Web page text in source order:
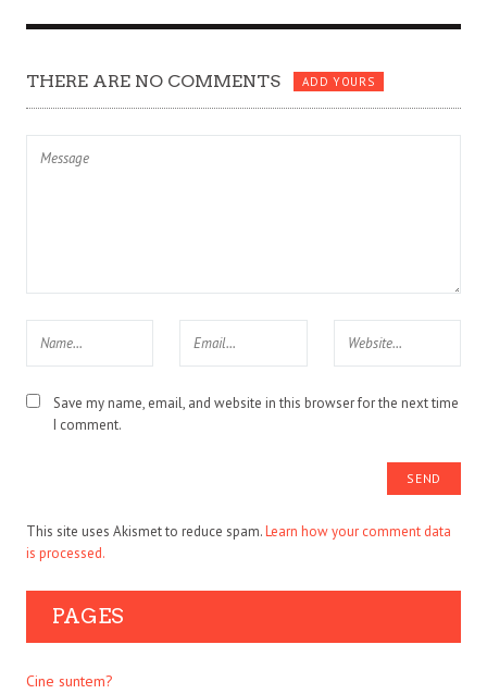
THERE ARE NO COMMENTS ADD YOURS
Save my name, email, and website in this browser for the next time
I comment.
This site uses Akismet to reduce spam.Learn how your comment data
is processed.
PAGES
Cine suntem?